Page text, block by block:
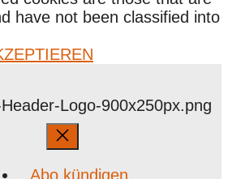
have not been classified into
Abo kündigen